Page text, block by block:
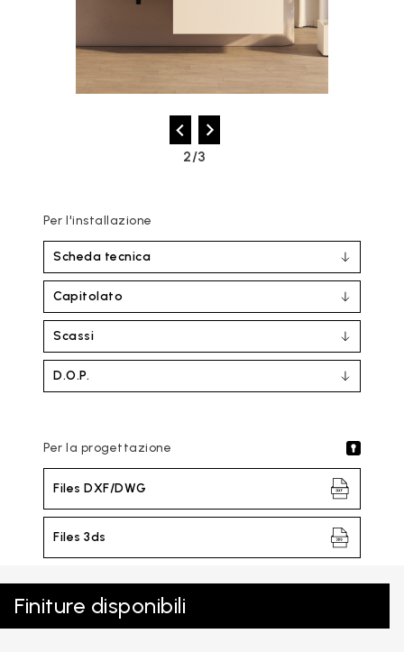
2/3
Per l'installazione
Scheda tecnica
Capitolato
Scassi
D.O.P.
Per la progettazione
Files DXF/DWG
Files 3ds
Finiture disponibili